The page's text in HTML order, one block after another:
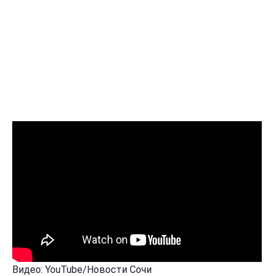
Видео: YouTube/Новости Сочи